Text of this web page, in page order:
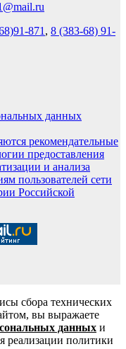
871 , 8 (383-68) 91-
данных
рекомендательные
предоставления
и анализа
пользователей сети
Российской
сбора технических
вы выражаете
данных и
реализации политики